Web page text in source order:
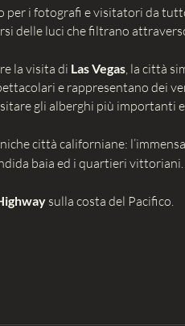
per i fotografi e visitatori da
delle luci che filtrano
la visita di Las Vegas, la città
e rappresentano dei
gli alberghi più importanti
città californiane: l’immensa
baia ed i quartieri vittoriani.
sulla costa del Pacifico.